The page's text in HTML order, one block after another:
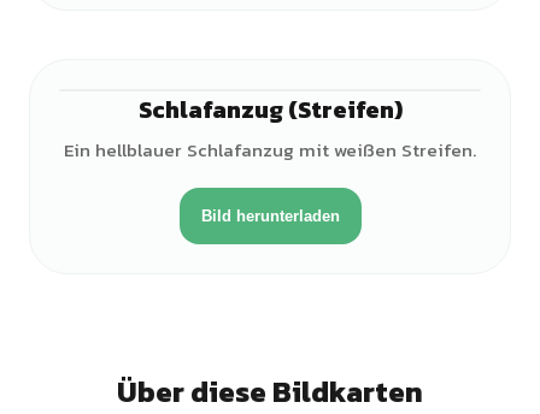
Schlafanzug (Streifen)
Ein hellblauer Schlafanzug mit weißen Streifen.
Bild herunterladen
Über diese Bildkarten